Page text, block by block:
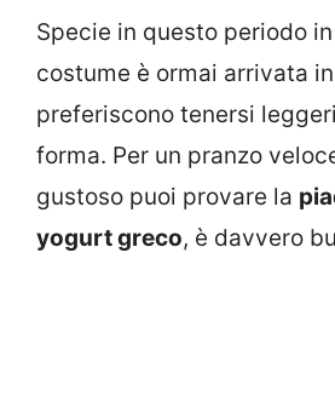
Specie in questo periodo
costume è ormai arrivata
preferiscono tenersi
forma. Per un pranzo
gustoso puoi provare la
yogurt greco, è davvero